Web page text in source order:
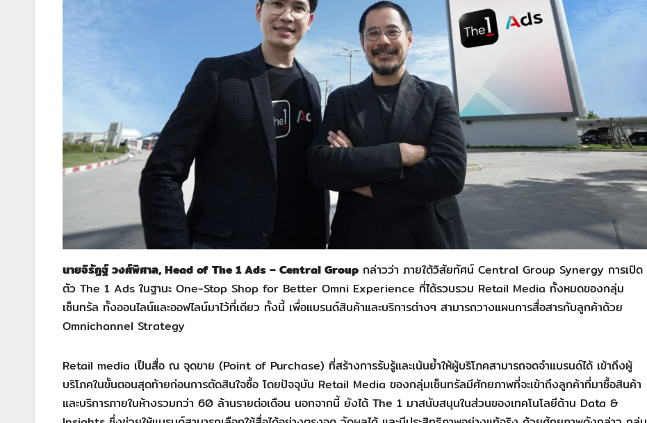
นายจิรัฏฐ์ วงศ์พิศาล, Head of The 1 Ads – Central Group กล่าวว่า ภายใต้วิสัยทัศน์ Central Group Synergy การเปิด
ตัว The 1 Ads ในฐานะ One-Stop Shop for Better Omni Experience ที่ได้รวบรวม Retail Media ทั้งหมดของกลุ่ม
เซ็นทรัล ทั้งออนไลน์และออฟไลน์มาไว้ที่เดียว ทั้งนี้ เพื่อแบรนด์สินค้าและบริการต่างๆ สามารถวางแผนการสื่อสารกับลูกค้าด้วย
Omnichannel Strategy
Retail media เป็นสื่อ ณ จุดขาย (Point of Purchase) ที่สร้างการรับรู้และเน้นย้ำให้ผู้บริโภคสามารถจดจำแบรนด์ได้ เข้าถึงผู้
บริโภคในขั้นตอนสุดท้ายก่อนการตัดสินใจซื้อ โดยปัจจุบัน Retail Media ของกลุ่มเซ็นทรัลมีศักยภาพที่จะเข้าถึงลูกค้าที่มาซื้อสินค้า
และบริการภายในห้างรวมกว่า 60 ล้านรายต่อเดือน นอกจากนี้ ยังได้ The 1 มาสนับสนุนในส่วนของเทคโนโลยีด้าน Data &